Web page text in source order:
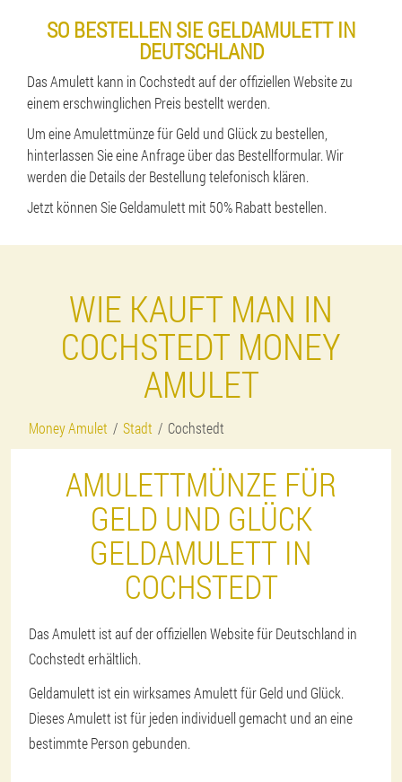
SO BESTELLEN SIE GELDAMULETT IN
DEUTSCHLAND
Das Amulett kann in Cochstedt auf der offiziellen Website zu
einem erschwinglichen Preis bestellt werden.
Um eine Amulettmünze für Geld und Glück zu bestellen,
hinterlassen Sie eine Anfrage über das Bestellformular. Wir
werden die Details der Bestellung telefonisch klären.
Jetzt können Sie Geldamulett mit 50% Rabatt bestellen.
WIE KAUFT MAN IN
COCHSTEDT MONEY
AMULET
Money Amulet Stadt Cochstedt
AMULETTMÜNZE FÜR
GELD UND GLÜCK
GELDAMULETT IN
COCHSTEDT
Das Amulett ist auf der offiziellen Website für Deutschland in
Cochstedt erhältlich.
Geldamulett ist ein wirksames Amulett für Geld und Glück.
Dieses Amulett ist für jeden individuell gemacht und an eine
bestimmte Person gebunden.